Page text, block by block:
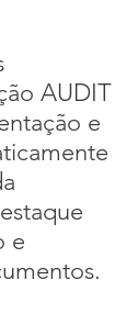
AUDIT
e
e